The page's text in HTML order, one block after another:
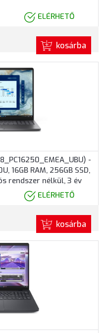
ELÉRHETŐ
kosárba
-
16GB RAM, 256GB SSD,
rendszer nélkül, 3 év
ELÉRHETŐ
kosárba